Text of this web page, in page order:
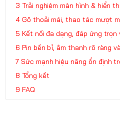
Trải nghiệm màn hình & hiển
Gõ thoải mái, thao tác mượt
Kết nối đa dạng, đáp ứng trọn
Pin bền bỉ, âm thanh rõ ràng
Sức mạnh hiệu năng ổn định
Tổng kết
FAQ